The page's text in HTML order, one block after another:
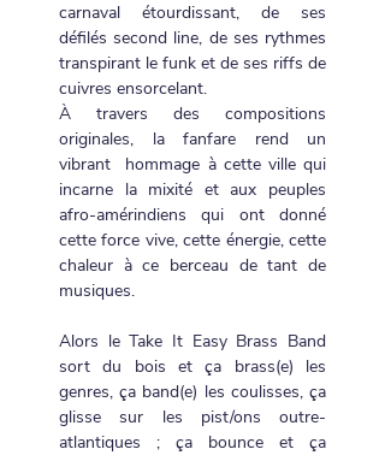
carnaval étourdissant, de ses
défilés second line, de ses rythmes
transpirant le funk et de ses riffs de
cuivres ensorcelant.
À travers des compositions
originales, la fanfare rend un
vibrant  hommage à cette ville qui
incarne la mixité et aux peuples
afro-amérindiens qui ont donné
cette force vive, cette énergie, cette
chaleur à ce berceau de tant de
musiques.
Alors le Take It Easy Brass Band
sort du bois et ça brass(e) les
genres, ça band(e) les coulisses, ça
glisse sur les pist/ons outre-
atlantiques ; ça bounce et ça